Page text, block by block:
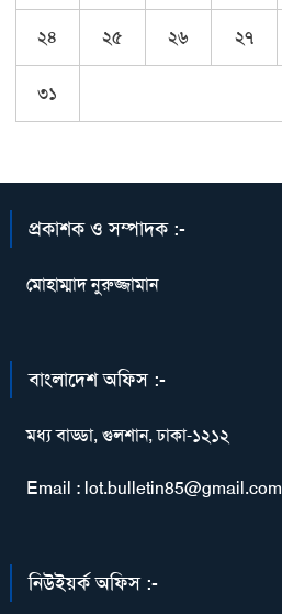
২৪ ২৫ ২৬ ২৭
৩১
প্রকাশক ও সম্পাদক :-
মোহাম্মাদ নুরুজ্জামান
বাংলাদেশ অফিস :-
মধ্য বাড্ডা, গুলশান, ঢাকা-১২১২
Email : lot.bulletin85@gmail.com
নিউইয়র্ক অফিস :-